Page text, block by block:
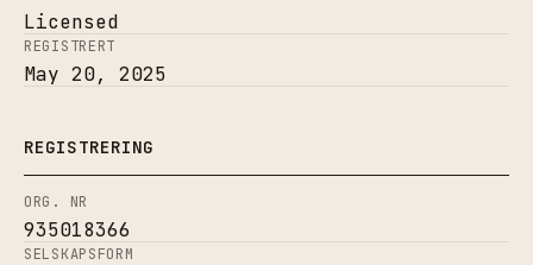
Licensed
REGISTRERT
May 20, 2025
REGISTRERING
ORG. NR
935018366
SELSKAPSFORM